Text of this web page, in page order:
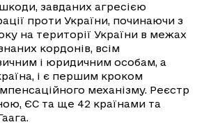
завданих агресією
проти України, починаючи з
на території України в межах
кордонів, всім
і юридичним особам, а
і є першим кроком
механізму. Реєстр
ЄС та ще 42 країнами та